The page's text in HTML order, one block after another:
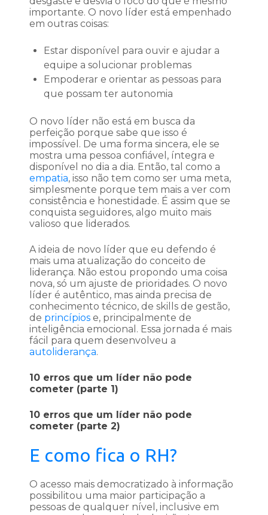
importante. O novo líder está empenhado
em outras coisas:
Estar disponível para ouvir e ajudar a
equipe a solucionar problemas
Empoderar e orientar as pessoas para
que possam ter autonomia
O novo líder não está em busca da
perfeição porque sabe que isso é
impossível. De uma forma sincera, ele se
mostra uma pessoa confiável, íntegra e
disponível no dia a dia. Então, tal como a
empatia, isso não tem como ser uma meta,
simplesmente porque tem mais a ver com
consistência e honestidade. É assim que se
conquista seguidores, algo muito mais
valioso que liderados.
A ideia de novo líder que eu defendo é
mais uma atualização do conceito de
liderança. Não estou propondo uma coisa
nova, só um ajuste de prioridades. O novo
líder é autêntico, mas ainda precisa de
conhecimento técnico, de skills de gestão,
de princípios e, principalmente de
inteligência emocional. Essa jornada é mais
fácil para quem desenvolveu a
autoliderança.
10 erros que um líder não pode
cometer (parte 1)
10 erros que um líder não pode
cometer (parte 2)
E como fica o RH?
O acesso mais democratizado à informação
possibilitou uma maior participação a
pessoas de qualquer nível, inclusive em